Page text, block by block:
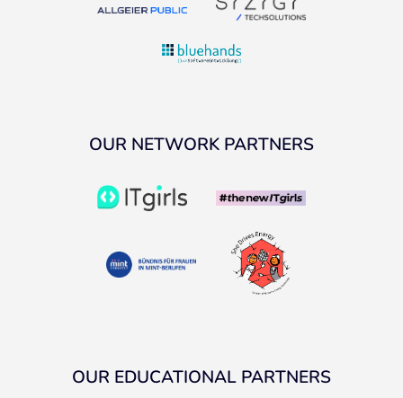
OUR NETWORK PARTNERS
OUR EDUCATIONAL PARTNERS